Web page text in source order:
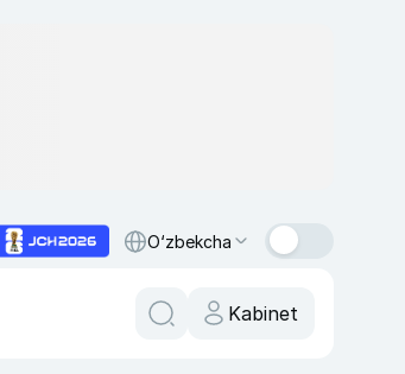
O‘zbekcha
Kabinet